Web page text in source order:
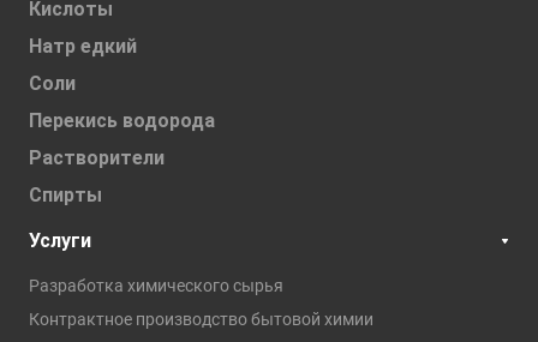
Кислоты
Натр едкий
Соли
Перекись водорода
Растворители
Спирты
Услуги
Разработка химического сырья
Контрактное производство бытовой химии